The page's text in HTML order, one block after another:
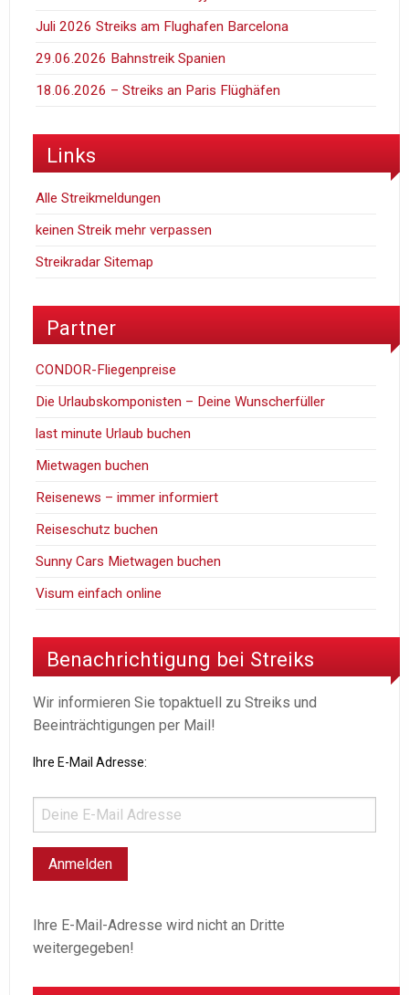
Juli 2026 Streiks am Flughafen Barcelona
29.06.2026 Bahnstreik Spanien
18.06.2026 – Streiks an Paris Flüghäfen
Links
Alle Streikmeldungen
keinen Streik mehr verpassen
Streikradar Sitemap
Partner
CONDOR-Fliegenpreise
Die Urlaubskomponisten – Deine Wunscherfüller
last minute Urlaub buchen
Mietwagen buchen
Reisenews – immer informiert
Reiseschutz buchen
Sunny Cars Mietwagen buchen
Visum einfach online
Benachrichtigung bei Streiks
Wir informieren Sie topaktuell zu Streiks und
Beeinträchtigungen per Mail!
Ihre E-Mail Adresse:
Ihre E-Mail-Adresse wird nicht an Dritte
weitergegeben!